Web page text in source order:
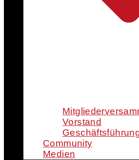
Vorstand
Community
Medien